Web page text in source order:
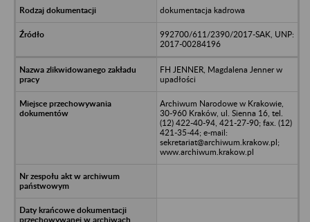
dokumentacja kadrowa
992700/611/2390/2017-SAK, UNP:
2017-00284196
FH JENNER, Magdalena Jenner w
upadłości
Archiwum Narodowe w Krakowie,
30-960 Kraków, ul. Sienna 16, tel.
(12) 422-40-94, 421-27-90; fax. (12)
421-35-44; e-mail:
sekretariat@archiwum.krakow.pl;
www.archiwum.krakow.pl